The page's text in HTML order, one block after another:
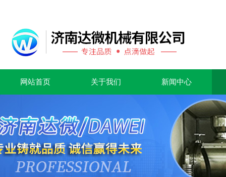
网站首页 关于我们 新闻中心